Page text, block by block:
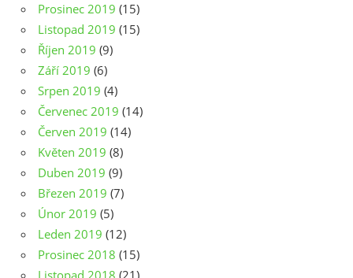
Prosinec 2019 (15)
Listopad 2019 (15)
Říjen 2019 (9)
Září 2019 (6)
Srpen 2019 (4)
Červenec 2019 (14)
Červen 2019 (14)
Květen 2019 (8)
Duben 2019 (9)
Březen 2019 (7)
Únor 2019 (5)
Leden 2019 (12)
Prosinec 2018 (15)